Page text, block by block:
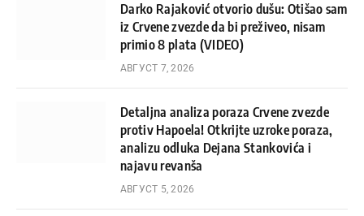
Darko Rajaković otvorio dušu: Otišao sam
iz Crvene zvezde da bi preživeo, nisam
primio 8 plata (VIDEO)
АВГУСТ 7, 2026
Detaljna analiza poraza Crvene zvezde
protiv Hapoela! Otkrijte uzroke poraza,
analizu odluka Dejana Stankovića i
najavu revanša
АВГУСТ 5, 2026